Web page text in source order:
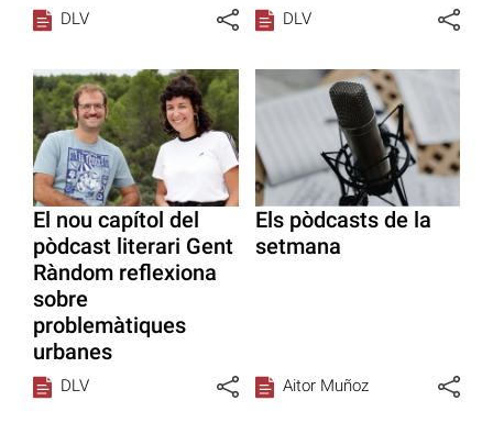
DLV DLV
El nou capítol del
pòdcast literari Gent
Ràndom reflexiona
sobre
problemàtiques
urbanes
DLV
Els pòdcasts de la
setmana
Aitor Muñoz